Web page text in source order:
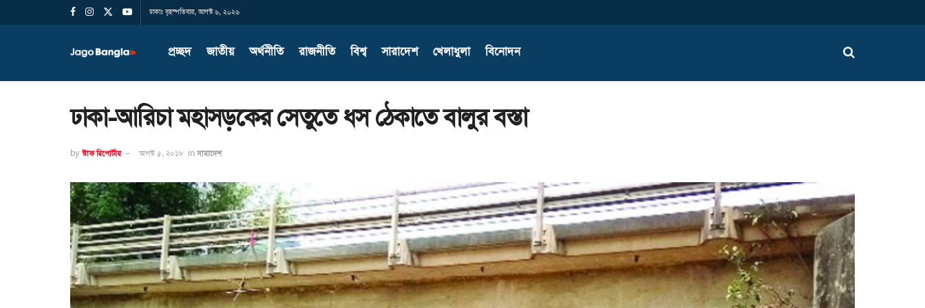
ঢাকাঃ বৃহস্পতিবার, আগস্ট ৬, ২০২৬
প্রচ্ছদ জাতীয় অর্থনীতি রাজনীতি বিশ্ব সারাদেশ খেলাধুলা বিনোদন
ঢাকা-আরিচা মহাসড়কের সেতুতে ধস ঠেকাতে বালুর বস্তা
by স্টাফ রিপোর্টার আগস্ট ৫, ২০১৮ in সারাদেশ